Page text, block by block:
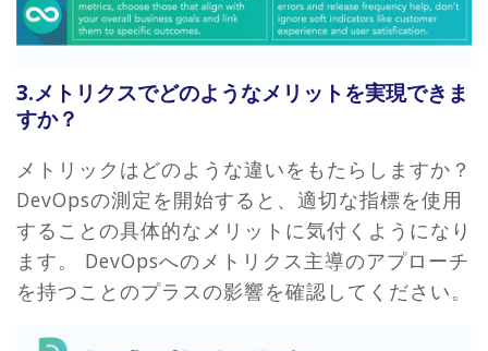
3.メトリクスでどのようなメリットを実現できま
すか？
メトリックはどのような違いをもたらしますか？
DevOpsの測定を開始すると、適切な指標を使用
することの具体的なメリットに気付くようになり
ます。 DevOpsへのメトリクス主導のアプローチ
を持つことのプラスの影響を確認してください。